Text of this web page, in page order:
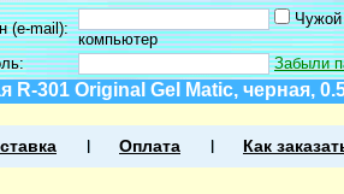
(e-mail):
Чужой
компьютер
Забыли
R-301 Original Gel Matic, черная,
Оплата Как